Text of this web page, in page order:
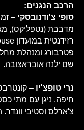
הרכב הנגנים:
סופי צ'ודנובסקי –
מדבבת (נטפליקס),
פטרבורג ומנהלת
שם ילנה אובראצובה.
נרי טופצ'יו –
חיפה. ניגן עם מתי
צ'ארלס וסטיבי